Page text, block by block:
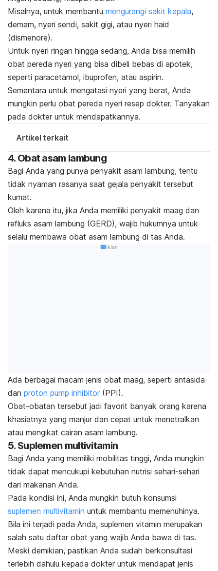
Misalnya, untuk membantu mengurangi sakit kepala,
demam, nyeri sendi, sakit gigi, atau nyeri haid
(dismenore).
Untuk nyeri ringan hingga sedang, Anda bisa memilih
obat pereda nyeri yang bisa dibeli bebas di apotek,
seperti paracetamol, ibuprofen, atau aspirin.
Sementara untuk mengatasi nyeri yang berat, Anda
mungkin perlu obat pereda nyeri resep dokter. Tanyakan
pada dokter untuk mendapatkannya.
Artikel terkait
4. Obat asam lambung
Bagi Anda yang punya penyakit asam lambung, tentu
tidak nyaman rasanya saat gejala penyakit tersebut
kumat.
Oleh karena itu, jika Anda memiliki penyakit maag dan
refluks asam lambung (GERD), wajib hukumnya untuk
selalu membawa obat asam lambung di tas Anda.
Iklan
Ada berbagai macam jenis obat maag, seperti antasida
dan proton pump inhibitor (PPI).
Obat-obatan tersebut jadi favorit banyak orang karena
khasiatnya yang manjur dan cepat untuk menetralkan
atau mengikat cairan asam lambung.
5. Suplemen multivitamin
Bagi Anda yang memiliki mobilitas tinggi, Anda mungkin
tidak dapat mencukupi kebutuhan nutrisi sehari-sehari
dari makanan Anda.
Pada kondisi ini, Anda mungkin butuh konsumsi
suplemen multivitamin untuk membantu memenuhinya.
Bila ini terjadi pada Anda, suplemen vitamin merupakan
salah satu daftar obat yang wajib Anda bawa di tas.
Meski demikian, pastikan Anda sudah berkonsultasi
terlebih dahulu kepada dokter untuk mendapat jenis